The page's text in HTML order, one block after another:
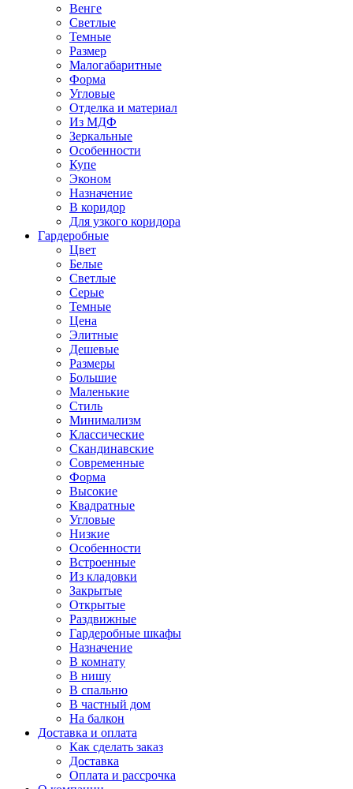
Венге
Светлые
Темные
Размер
Малогабаритные
Форма
Угловые
Отделка и материал
Из МДФ
Зеркальные
Особенности
Купе
Эконом
Назначение
В коридор
Для узкого коридора
Гардеробные
Цвет
Белые
Светлые
Серые
Темные
Цена
Элитные
Дешевые
Размеры
Большие
Маленькие
Стиль
Минимализм
Классические
Скандинавские
Современные
Форма
Высокие
Квадратные
Угловые
Низкие
Особенности
Встроенные
Из кладовки
Закрытые
Открытые
Раздвижные
Гардеробные шкафы
Назначение
В комнату
В нишу
В спальню
В частный дом
На балкон
Доставка и оплата
Как сделать заказ
Доставка
Оплата и рассрочка